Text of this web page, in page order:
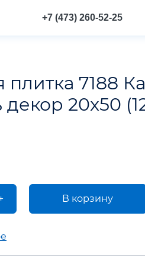
+7 (473) 260-52-25
плитка 7188
20x50
В корзину